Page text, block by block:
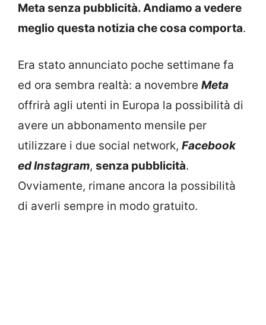
Meta senza pubblicità. Andiamo a vedere
meglio questa notizia che cosa comporta.
Era stato annunciato poche settimane fa
ed ora sembra realtà: a novembre Meta
offrirà agli utenti in Europa la possibilità di
avere un abbonamento mensile per
utilizzare i due social network, Facebook
ed Instagram, senza pubblicità.
Ovviamente, rimane ancora la possibilità
di averli sempre in modo gratuito.